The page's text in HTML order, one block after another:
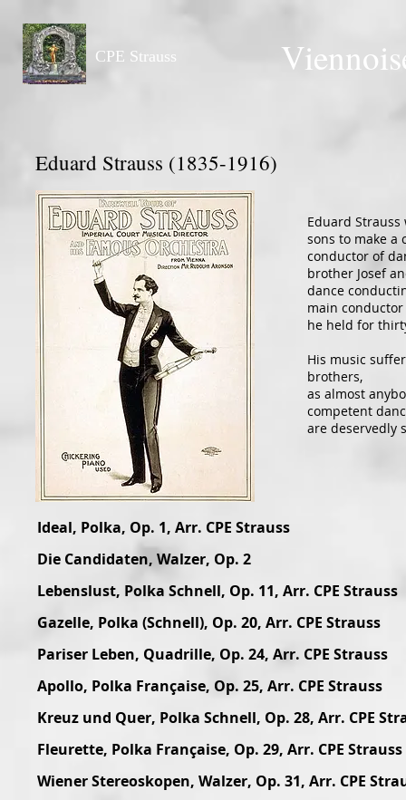
CPE Strauss
Eduard Strauss (1835-1916)
Eduard
sons to make a
conductor of
brother Josef
dance
main
he held for
His music
brothers,
as almost
competent
are deservedly
Ideal, Polka, Op. 1, Arr. CPE Strauss
Die Candidaten, Walzer, Op. 2
Lebenslust, Polka Schnell, Op. 11, Arr. CPE Strauss
Gazelle, Polka (Schnell), Op. 20, Arr. CPE Strauss
Pariser Leben, Quadrille, Op. 24, Arr. CPE Strauss
Apollo, Polka Française, Op. 25, Arr. CPE Strauss
Kreuz und Quer, Polka Schnell, Op. 28, Arr. CPE
Fleurette, Polka Française, Op. 29, Arr. CPE Strauss
Wiener Stereoskopen, Walzer, Op. 31, Arr. CPE